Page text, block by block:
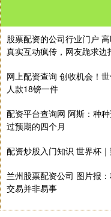
股票配资的公司行业门户
真实互动疯传，网友跪求边
网上配资查询 创收机会！
人款18镑一件
配资平台查询网 阿斯：种
过预期的四个月
配资炒股入门知识 世界杯
兰州股票配资公司 图片报
交易并非易事